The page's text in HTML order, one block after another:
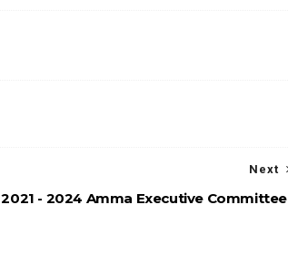
Next
2021 - 2024 Amma Executive Committee